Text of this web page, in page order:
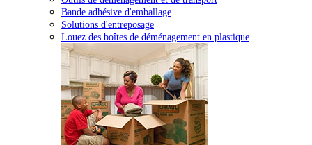
Bande adhésive d'emballage
Solutions d'entreposage
Louez des boîtes de déménagement en plastique